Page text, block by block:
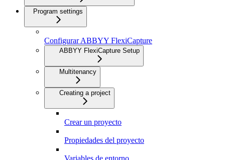
Program settings
Configurar ABBYY FlexiCapture
ABBYY FlexiCapture Setup
Multitenancy
Creating a project
Crear un proyecto
Propiedades del proyecto